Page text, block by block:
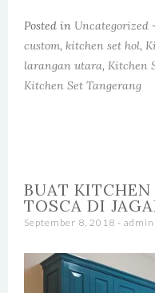
Posted in Uncategorized
custom, kitchen set hol,
larangan utara, Kitchen
Kitchen Set Tangerang
BUAT
TOSCA DI
September 8, 2018 - admin